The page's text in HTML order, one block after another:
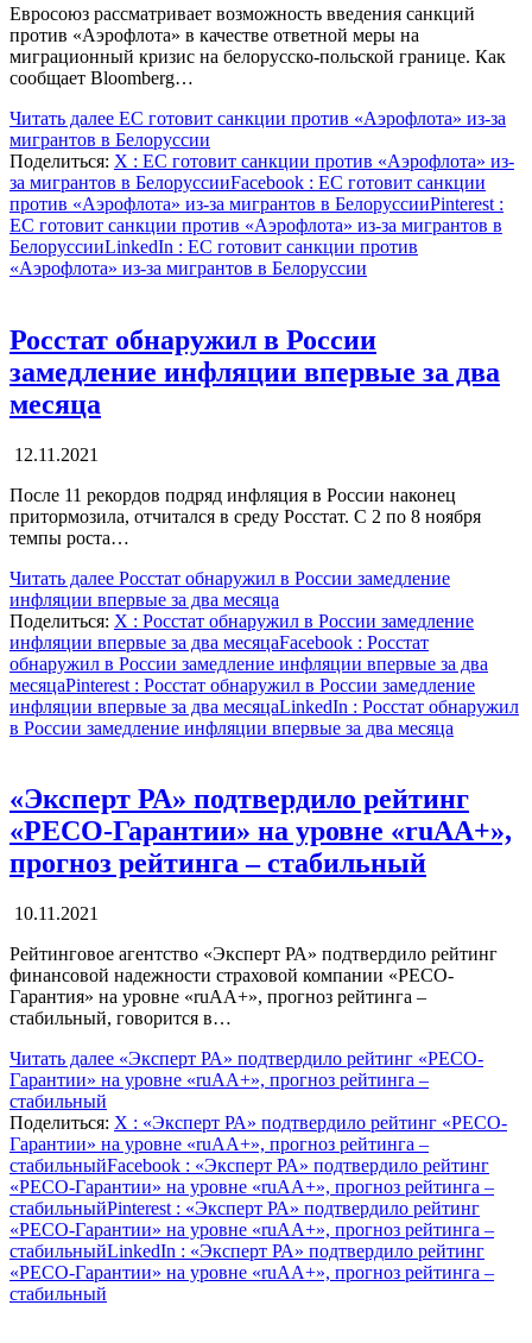
Евросоюз рассматривает возможность введения санкций
против «Аэрофлота» в качестве ответной меры на
миграционный кризис на белорусско-польской границе. Как
сообщает Bloomberg…
Читать далее ЕС готовит санкции против «Аэрофлота» из-за
мигрантов в Белоруссии
Поделиться: X : ЕС готовит санкции против «Аэрофлота» из-
за мигрантов в БелоруссииFacebook : ЕС готовит санкции
против «Аэрофлота» из-за мигрантов в БелоруссииPinterest :
ЕС готовит санкции против «Аэрофлота» из-за мигрантов в
БелоруссииLinkedIn : ЕС готовит санкции против
«Аэрофлота» из-за мигрантов в Белоруссии
Росстат обнаружил в России
замедление инфляции впервые за два
месяца
12.11.2021
После 11 рекордов подряд инфляция в России наконец
притормозила, отчитался в среду Росстат. С 2 по 8 ноября
темпы роста…
Читать далее Росстат обнаружил в России замедление
инфляции впервые за два месяца
Поделиться: X : Росстат обнаружил в России замедление
инфляции впервые за два месяцаFacebook : Росстат
обнаружил в России замедление инфляции впервые за два
месяцаPinterest : Росстат обнаружил в России замедление
инфляции впервые за два месяцаLinkedIn : Росстат обнаружил
в России замедление инфляции впервые за два месяца
«Эксперт РА» подтвердило рейтинг
«РЕСО-Гарантии» на уровне «ruAA+»,
прогноз рейтинга – стабильный
10.11.2021
Рейтинговое агентство «Эксперт РА» подтвердило рейтинг
финансовой надежности страховой компании «РЕСО-
Гарантия» на уровне «ruAA+», прогноз рейтинга –
стабильный, говорится в…
Читать далее «Эксперт РА» подтвердило рейтинг «РЕСО-
Гарантии» на уровне «ruAA+», прогноз рейтинга –
стабильный
Поделиться: X : «Эксперт РА» подтвердило рейтинг «РЕСО-
Гарантии» на уровне «ruAA+», прогноз рейтинга –
стабильныйFacebook : «Эксперт РА» подтвердило рейтинг
«РЕСО-Гарантии» на уровне «ruAA+», прогноз рейтинга –
стабильныйPinterest : «Эксперт РА» подтвердило рейтинг
«РЕСО-Гарантии» на уровне «ruAA+», прогноз рейтинга –
стабильныйLinkedIn : «Эксперт РА» подтвердило рейтинг
«РЕСО-Гарантии» на уровне «ruAA+», прогноз рейтинга –
стабильный